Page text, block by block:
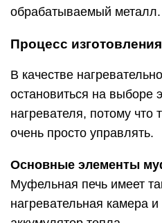
обрабатываемый металл.
Процесс
В качестве
остановиться на выборе
нагревателя, потому что
очень просто управлять.
Основные элементы
Муфельная печь имеет
нагревательная камера